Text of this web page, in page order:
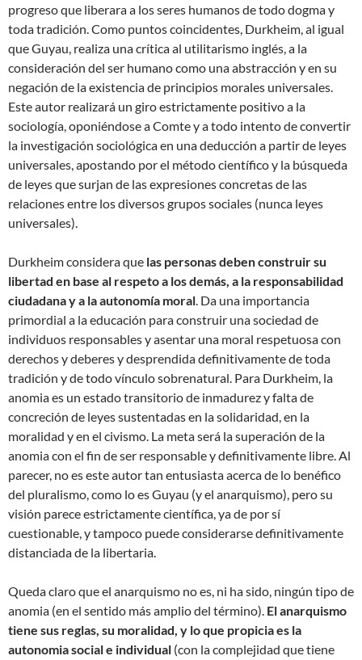
progreso que liberara a los seres humanos de todo dogma y
toda tradición. Como puntos coincidentes, Durkheim, al igual
que Guyau, realiza una crítica al utilitarismo inglés, a la
consideración del ser humano como una abstracción y en su
negación de la existencia de principios morales universales.
Este autor realizará un giro estrictamente positivo a la
sociología, oponiéndose a Comte y a todo intento de convertir
la investigación sociológica en una deducción a partir de leyes
universales, apostando por el método científico y la búsqueda
de leyes que surjan de las expresiones concretas de las
relaciones entre los diversos grupos sociales (nunca leyes
universales).
Durkheim considera que las personas deben construir su
libertad en base al respeto a los demás, a la responsabilidad
ciudadana y a la autonomía moral. Da una importancia
primordial a la educación para construir una sociedad de
individuos responsables y asentar una moral respetuosa con
derechos y deberes y desprendida definitivamente de toda
tradición y de todo vínculo sobrenatural. Para Durkheim, la
anomia es un estado transitorio de inmadurez y falta de
concreción de leyes sustentadas en la solidaridad, en la
moralidad y en el civismo. La meta será la superación de la
anomia con el fin de ser responsable y definitivamente libre. Al
parecer, no es este autor tan entusiasta acerca de lo benéfico
del pluralismo, como lo es Guyau (y el anarquismo), pero su
visión parece estrictamente científica, ya de por sí
cuestionable, y tampoco puede considerarse definitivamente
distanciada de la libertaria.
Queda claro que el anarquismo no es, ni ha sido, ningún tipo de
anomia (en el sentido más amplio del término). El anarquismo
tiene sus reglas, su moralidad, y lo que propicia es la
autonomia social e individual (con la complejidad que tiene